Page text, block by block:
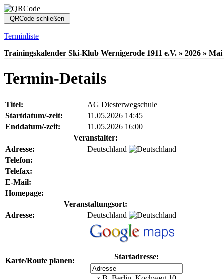
Terminliste
Trainingskalender Ski-Klub Wernigerode 1911 e.V. » 2026 »
Termin-Details
Titel:
AG Diesterwegschule
Startdatum/-zeit:
11.05.2026 14:45
Enddatum/-zeit:
11.05.2026 16:00
Veranstalter:
Adresse:
Deutschland
Telefon:
Telefax:
E-Mail:
Homepage:
Veranstaltungsort:
Adresse:
Deutschland
Karte/Route planen: Startadresse: